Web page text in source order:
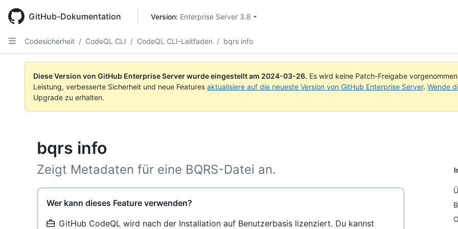
main
content
GitHub-Dokumentation Version: Enterprise Server 3.8
Codesicherheit / CodeQL CLI / CodeQL CLI-Leitfaden / bqrs info
Diese Version von GitHub Enterprise Server wurde eingestellt am 2024-03-26. Es wird keine Patch-Freigabe
Leistung, verbesserte Sicherheit und neue Features aktualisiere auf die neueste Version von GitHub Enterprise Server. Wende
Upgrade zu erhalten.
bqrs info
Zeigt Metadaten für eine BQRS-Datei an.
Wer kann dieses Feature verwenden?
GitHub CodeQL wird nach der Installation auf Benutzerbasis lizenziert. Du kannst